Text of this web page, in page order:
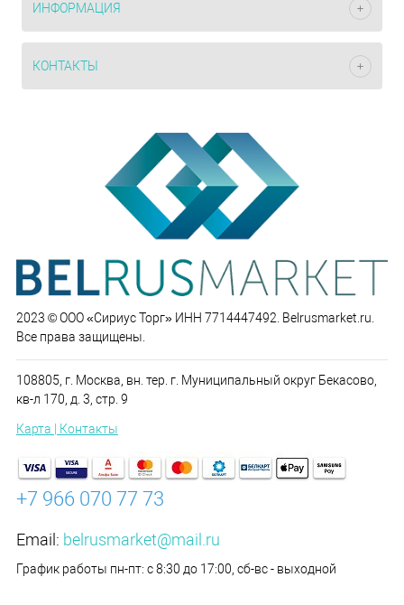
ИНФОРМАЦИЯ
КОНТАКТЫ
2023 © ООО «Сириус Торг» ИНН 7714447492. Belrusmarket.ru.
Все права защищены.
108805, г. Москва, вн. тер. г. Муниципальный округ Бекасово,
кв-л 170, д. 3, стр. 9
Карта | Контакты
+7 966 070 77 73
Email: belrusmarket@mail.ru
График работы пн-пт: с 8:30 до 17:00, сб-вс - выходной